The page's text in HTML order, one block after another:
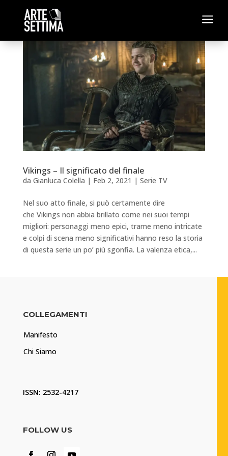
a
Vikings – Il significato del finale
da Gianluca Colella | Feb 2, 2021 | Serie TV
Nel suo atto finale, si può certamente dire
che Vikings non abbia brillato come nei suoi tempi
migliori: personaggi meno epici, trame meno intricate
e colpi di scena meno significativi hanno reso la storia
di questa serie un po’ più sgonfia. La valenza etica,...
COLLEGAMENTI
Manifesto
Chi Siamo
ISSN: 2532-4217
FOLLOW US